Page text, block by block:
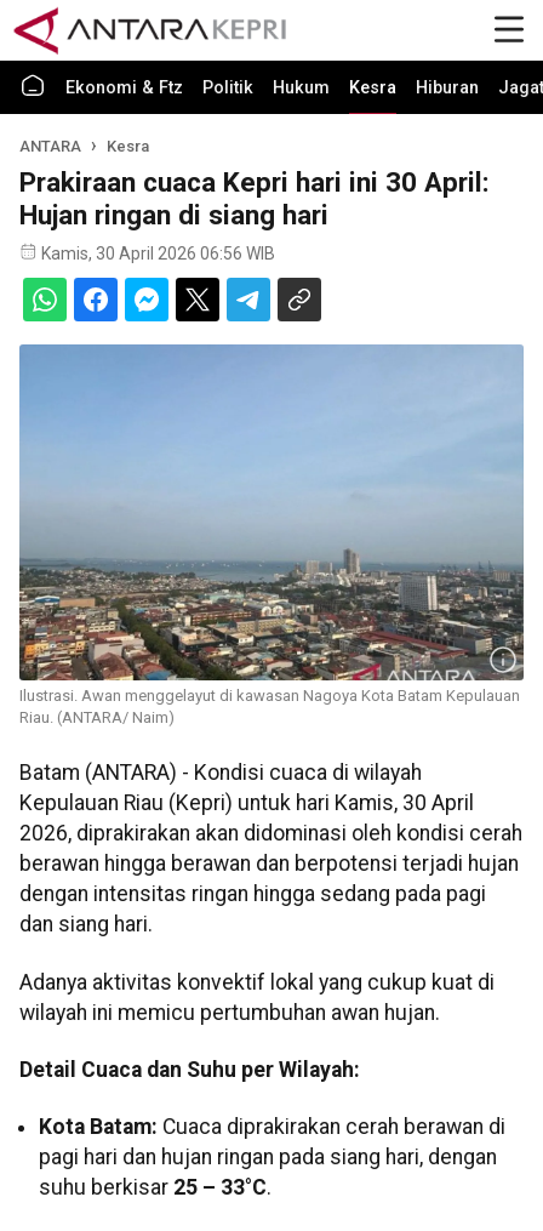
Ekonomi & Ftz Politik Hukum Kesra Hiburan Jagat
ANTARA Kesra
Prakiraan cuaca Kepri hari ini 30 April:
Hujan ringan di siang hari
Kamis, 30 April 2026 06:56 WIB
Ilustrasi. Awan menggelayut di kawasan Nagoya Kota Batam Kepulauan
Riau. (ANTARA/ Naim)
Batam (ANTARA) - Kondisi cuaca di wilayah
Kepulauan Riau (Kepri) untuk hari Kamis, 30 April
2026, diprakirakan akan didominasi oleh kondisi cerah
berawan hingga berawan dan berpotensi terjadi hujan
dengan intensitas ringan hingga sedang pada pagi
dan siang hari.
Adanya aktivitas konvektif lokal yang cukup kuat di
wilayah ini memicu pertumbuhan awan hujan.
Detail Cuaca dan Suhu per Wilayah:
Kota Batam: Cuaca diprakirakan cerah berawan di
pagi hari dan hujan ringan pada siang hari, dengan
suhu berkisar 25 – 33°C.